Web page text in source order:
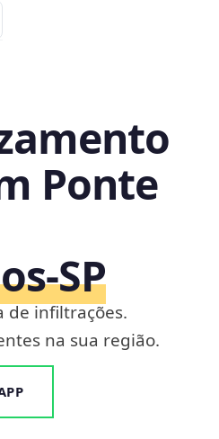
Ponte
de infiltrações.
na sua região.